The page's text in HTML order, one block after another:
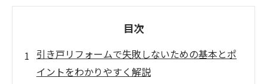
目次
引き戸リフォームで失敗しないための基本とポ
イントをわかりやすく解説